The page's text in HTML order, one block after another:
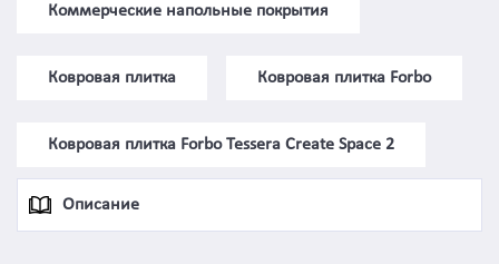
Коммерческие напольные покрытия
Ковровая плитка Ковровая плитка Forbo
Ковровая плитка Forbo Tessera Create Space 2
Описание